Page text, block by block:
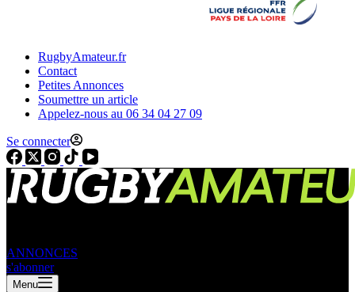
RugbyAmateur.fr
Contact
Petites Annonces
Soumettre un article
Appelez-nous au 06 34 04 27 09
Se connecter
ANNONCES
s'abonner
Menu